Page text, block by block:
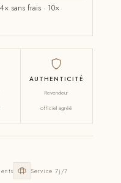
sans frais · 10×
AUTHENTICITÉ
Revendeur
officiel agréé
Service 7j/7